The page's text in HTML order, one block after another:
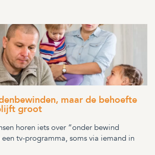
maar de behoefte
groot
horen iets over “onder bewind
een tv-programma, soms via iemand in